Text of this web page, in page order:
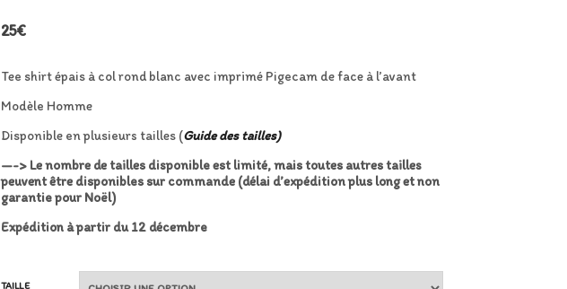
25€
Tee shirt épais à col rond blanc avec imprimé Pigecam de face à l’avant
Modèle Homme
Disponible en plusieurs tailles (Guide des tailles)
—-> Le nombre de tailles disponible est limité, mais toutes autres tailles
peuvent être disponibles sur commande (délai d’expédition plus long et non
garantie pour Noël)
Expédition à partir du 12 décembre
TAILLE